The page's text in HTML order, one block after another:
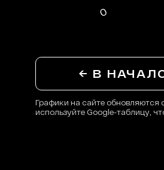
← В
Графики на сайте обновляются
используйте Google-таблицу,